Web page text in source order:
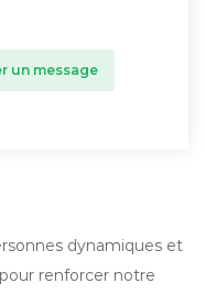
un message
dynamiques et
renforcer notre